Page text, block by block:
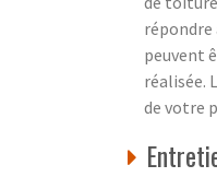
répondre
peuvent
réalisée.
de votre